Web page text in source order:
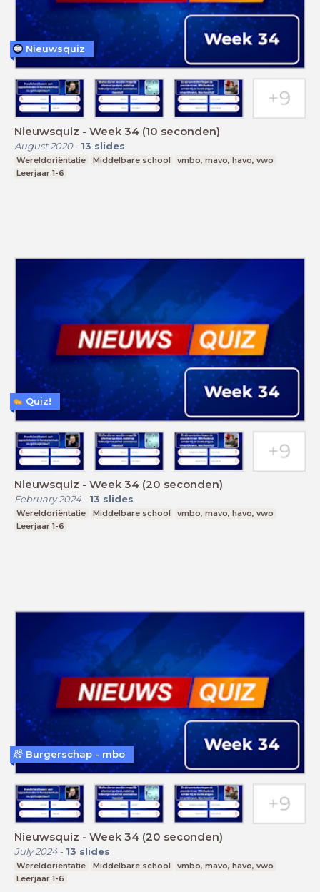
Nieuwsquiz - Week 34 (10 seconden)
August 2020- 13 slides
Wereldoriëntatie Middelbare school
vmbo, mavo, havo, vwo
Leerjaar 1-6
Nieuwsquiz
Nieuwsquiz - Week 34 (20 seconden)
February 2024- 13 slides
Wereldoriëntatie Middelbare school
vmbo, mavo, havo, vwo
Leerjaar 1-6
Quiz!
Nieuwsquiz - Week 34 (20 seconden)
July 2024- 13 slides
Wereldoriëntatie Middelbare school
vmbo, mavo, havo, vwo
Leerjaar 1-6
Burgerschap - mbo